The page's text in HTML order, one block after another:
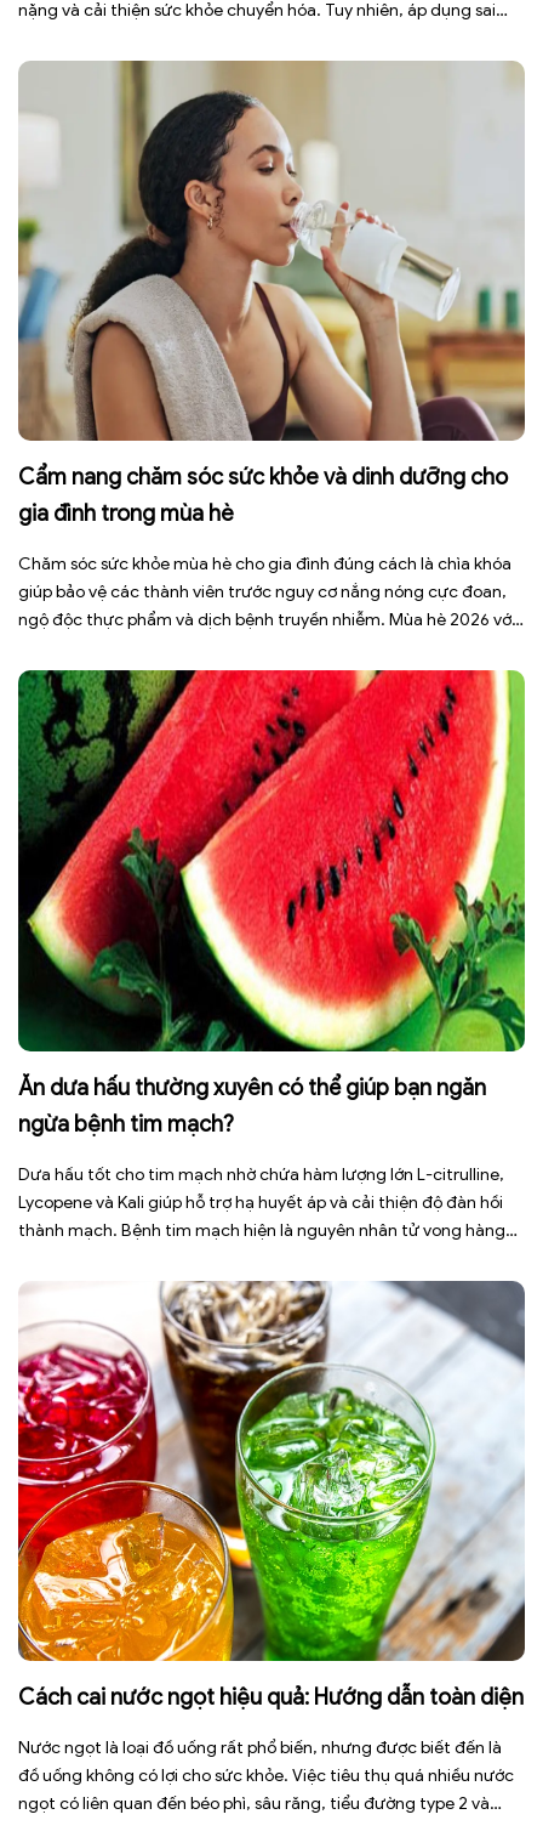
nặng và cải thiện sức khỏe chuyển hóa. Tuy nhiên, áp dụng sai
sức, mất cơ […]
Cẩm nang chăm sóc sức khỏe và dinh dưỡng cho
gia đình trong mùa hè
Chăm sóc sức khỏe mùa hè cho gia đình đúng cách là chìa khóa
giúp bảo vệ các thành viên trước nguy cơ nắng nóng cực đoan,
ngộ độc thực phẩm và dịch bệnh truyền nhiễm. Mùa hè 2026 với
sức […]
Ăn dưa hấu thường xuyên có thể giúp bạn ngăn
ngừa bệnh tim mạch?
Dưa hấu tốt cho tim mạch nhờ chứa hàm lượng lớn L-citrulline,
Lycopene và Kali giúp hỗ trợ hạ huyết áp và cải thiện độ đàn hồi
thành mạch. Bệnh tim mạch hiện là nguyên nhân tử vong hàng
ngày có thể […]
Cách cai nước ngọt hiệu quả: Hướng dẫn toàn diện
Nước ngọt là loại đồ uống rất phổ biến, nhưng được biết đến là
đồ uống không có lợi cho sức khỏe. Việc tiêu thụ quá nhiều nước
ngọt có liên quan đến béo phì, sâu răng, tiểu đường type 2 và